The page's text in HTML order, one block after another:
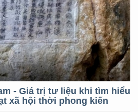
- Giá trị tư liệu khi tìm hiểu
xã hội thời phong kiến